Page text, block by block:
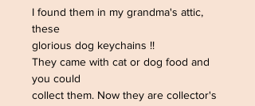
I found them in my grandma's attic,
these
glorious dog keychains !!
They came with cat or dog food and
you could
collect them. Now they are collector's